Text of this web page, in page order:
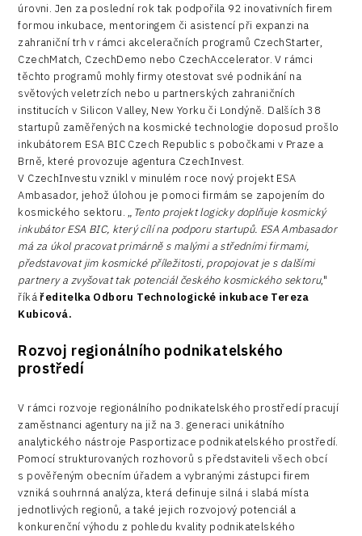
úrovni. Jen za poslední rok tak podpořila 92 inovativních firem
formou inkubace, mentoringem či asistencí při expanzi na
zahraniční trh v rámci akceleračních programů CzechStarter,
CzechMatch, CzechDemo nebo CzechAccelerator. V rámci
těchto programů mohly firmy otestovat své podnikání na
světových veletrzích nebo u partnerských zahraničních
institucích v Silicon Valley, New Yorku či Londýně. Dalších 38
startupů zaměřených na kosmické technologie doposud prošlo
inkubátorem ESA BIC Czech Republic s pobočkami v Praze a
Brně, které provozuje agentura CzechInvest.
V CzechInvestu vznikl v minulém roce nový projekt ESA
Ambasador, jehož úlohou je pomoci firmám se zapojením do
kosmického sektoru. „ Tento projekt logicky doplňuje kosmický
inkubátor ESA BIC, který cílí na podporu startupů. ESA Ambasador
má za úkol pracovat primárně s malými a středními firmami,
představovat jim kosmické příležitosti, propojovat je s dalšími
partnery a zvyšovat tak potenciál českého kosmického sektoru,"
říkáředitelka Odboru Technologické inkubace Tereza
Kubicová.
Rozvoj regionálního podnikatelského
prostředí
V rámci rozvoje regionálního podnikatelského prostředí pracují
zaměstnanci agentury na již na 3. generaci unikátního
analytického nástroje Pasportizace podnikatelského prostředí.
Pomocí strukturovaných rozhovorů s představiteli všech obcí
s pověřeným obecním úřadem a vybranými zástupci firem
vzniká souhrnná analýza, která definuje silná i slabá místa
jednotlivých regionů, a také jejich rozvojový potenciál a
konkurenční výhodu z pohledu kvality podnikatelského